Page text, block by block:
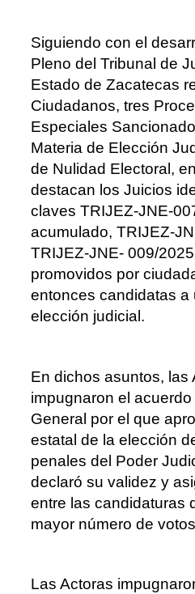
Siguiendo con el
Pleno del Tribunal de
Estado de Zacatecas
Ciudadanos, tres
Especiales
Materia de Elección
de Nulidad Electoral,
destacan los Juicios
claves TRIJEZ-JNE-
acumulado, TRIJEZ-
TRIJEZ-JNE- 009/
promovidos por
entonces candidatas a
elección judicial.
En dichos asuntos, las
impugnaron el
General por el que
estatal de la elección
penales del Poder
declaró su validez y
entre las candidaturas
mayor número de
Las Actoras